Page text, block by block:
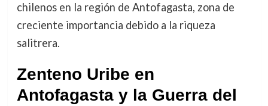
chilenos en la región de Antofagasta, zona de
creciente importancia debido a la riqueza
salitrera.
Zenteno Uribe en
Antofagasta y la Guerra del